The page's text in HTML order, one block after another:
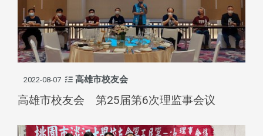
2022-08-07 高雄市校友会
高雄市校友会 第25届第6次理监事会议